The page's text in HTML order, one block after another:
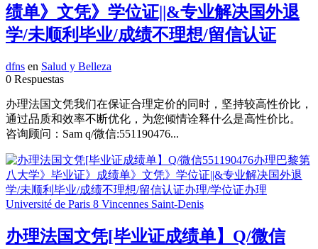
绩单》文凭》学位证||&专业解决国外退
学/未顺利毕业/成绩不理想/留信认证
dfns en Salud y Belleza
0 Respuestas
办理法国文凭我们在保证合理定价的同时，坚持较高性价比，
通过品质和效率不断优化，为您倾情诠释什么是高性价比。
咨询顾问：Sam q/微信:551190476...
办理法国文凭[毕业证成绩单】Q/微信